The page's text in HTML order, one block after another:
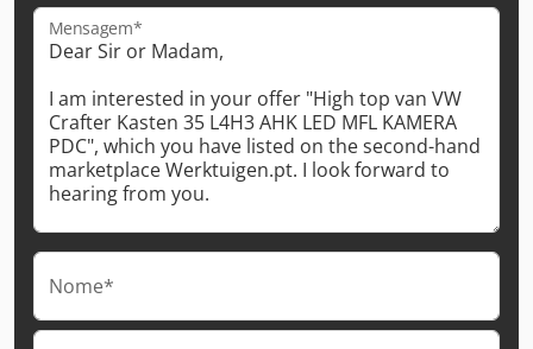
Mensagem*
Nome*